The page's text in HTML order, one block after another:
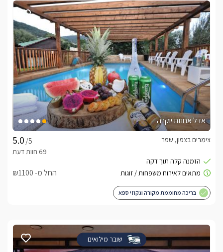
ארוחות חגיגיות בתוך הטבע
קפלנד מציעה שדרוג של חוויית השהות במתחם ע"י ארוחות בוקר
זוגיות עשירות וטריות וכן אפשרות לארוחות שף גורמה מיוחדות
המוגשות למזמינים על פי תפריט לבחירה.לאורחי הבית במתת
מצפה מטבח מאובזר לבישול ועבור כל אורחי המתחם ישנה פינת
ברביקיו - בהם ניתן להשתמש ללא הגבלה.
כלול באירוח
ויוקרתית, ערכת שתייה חמה, מאפים מלוחים ומתוקים, שוקולדים,
ע"י טיפולי גוף ועיסויים מצוות מקצועי.
אדל אחוזת יוקרה
/5
צימרים בצפון, שפר
החל מ- ₪1100
בריכה מחוממת מקורה וגקוזי ספא
שובר מילואים